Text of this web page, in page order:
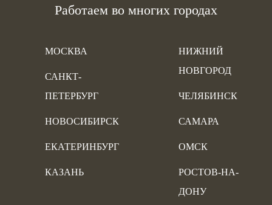
Работаем во многих городах
МОСКВА
САНКТ-
ПЕТЕРБУРГ
НОВОСИБИРСК
ЕКАТЕРИНБУРГ
КАЗАНЬ
НИЖНИЙ
НОВГОРОД
ЧЕЛЯБИНСК
САМАРА
ОМСК
РОСТОВ-НА-
ДОНУ